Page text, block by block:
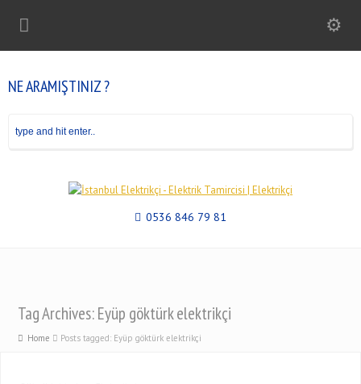
NE ARAMIŞTINIZ ?
0536 846 79 81
Tag Archives: Eyüp göktürk elektrikçi
Home Posts tagged: Eyüp göktürk elektrikçi